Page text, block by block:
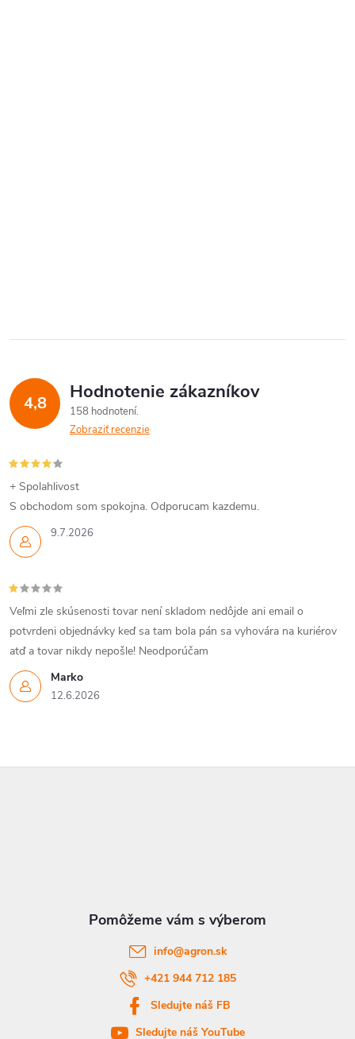
4,8 Hodnotenie zákazníkov
158 hodnotení
Zobraziť recenzie
9.7.2026
+ Spolahlivost
S obchodom som spokojna. Odporucam kazdemu.
Marko
12.6.2026
Veľmi zle skúsenosti tovar není skladom nedôjde ani email o
potvrdeni objednávky keď sa tam bola pán sa vyhovára na kuriérov
atď a tovar nikdy nepošle! Neodporúčam
info@agron.sk
+421 944 712 185
Sledujte náš FB
Sledujte náš YouTube